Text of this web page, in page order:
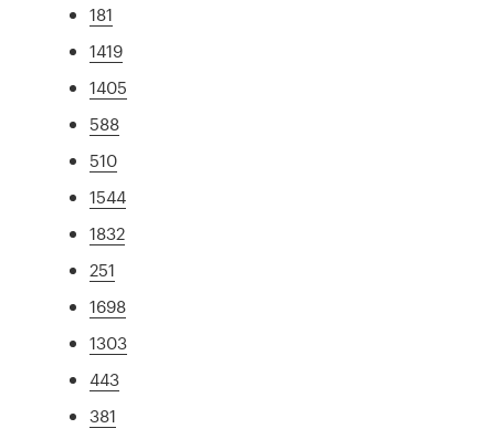
181
1419
1405
588
510
1544
1832
251
1698
1303
443
381